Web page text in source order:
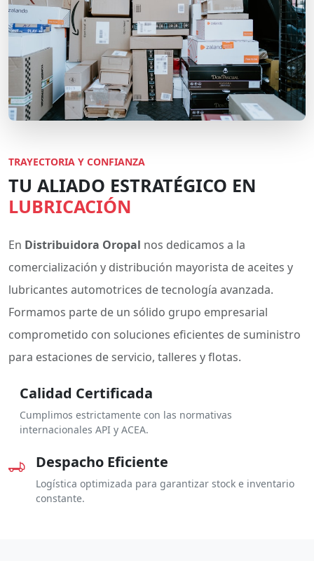
TRAYECTORIA Y CONFIANZA
TU ALIADO ESTRATÉGICO EN
LUBRICACIÓN
En Distribuidora Oropal nos dedicamos a la
comercialización y distribución mayorista de aceites y
lubricantes automotrices de tecnología avanzada.
Formamos parte de un sólido grupo empresarial
comprometido con soluciones eficientes de suministro
para estaciones de servicio, talleres y flotas.
Calidad Certificada
Cumplimos estrictamente con las normativas
internacionales API y ACEA.
Despacho Eficiente
Logística optimizada para garantizar stock e inventario
constante.